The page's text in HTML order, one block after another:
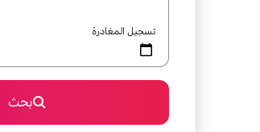
تسجيل المغادرة
بحث